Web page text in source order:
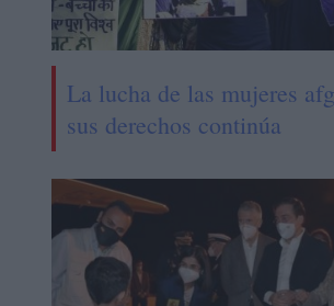
La lucha de las mujeres
sus derechos continúa